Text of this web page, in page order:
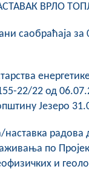
ВРЛО
саобраћаја за
22/22 од
Језеро
наставка
по
и